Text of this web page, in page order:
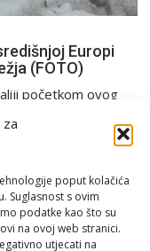
poput kolačića
Suglasnost s ovim
podatke kao što su
na ovoj web stranici.
utjecati na
Europi
(FOTO)
početkom ovog